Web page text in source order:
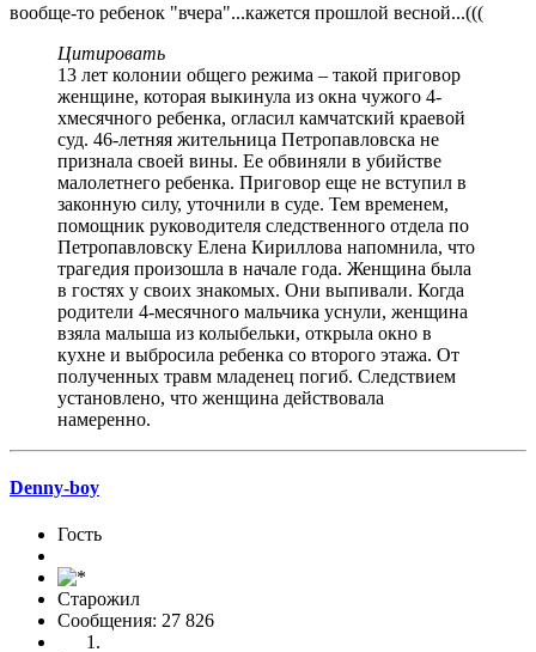
вообще-то ребенок "вчера"...кажется прошлой весной...(((
Цитировать
13 лет колонии общего режима – такой приговор
женщине, которая выкинула из окна чужого 4-
хмесячного ребенка, огласил камчатский краевой
суд. 46-летняя жительница Петропавловска не
признала своей вины. Ее обвиняли в убийстве
малолетнего ребенка. Приговор еще не вступил в
законную силу, уточнили в суде. Тем временем,
помощник руководителя следственного отдела по
Петропавловску Елена Кириллова напомнила, что
трагедия произошла в начале года. Женщина была
в гостях у своих знакомых. Они выпивали. Когда
родители 4-месячного мальчика уснули, женщина
взяла малыша из колыбельки, открыла окно в
кухне и выбросила ребенка со второго этажа. От
полученных травм младенец погиб. Следствием
установлено, что женщина действовала
намеренно.
Denny-boy
Гость
Старожил
Сообщения: 27 826